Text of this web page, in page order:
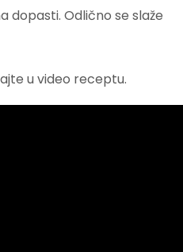
dopasti. Odlično se slaže
u video receptu.